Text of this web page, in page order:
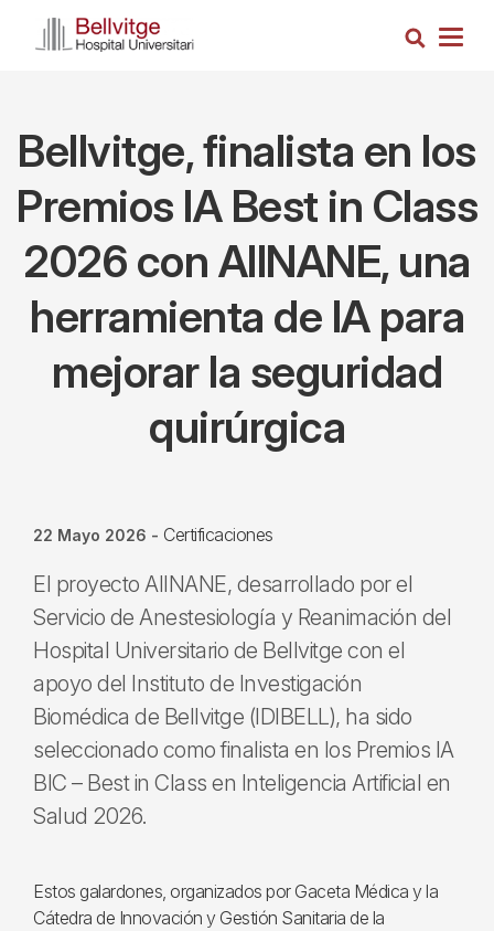
Busca
Bellvitge, finalista en los
Premios IA Best in Class
2026 con AIINANE, una
herramienta de IA para
mejorar la seguridad
quirúrgica
22 Mayo 2026 - Certificaciones
El proyecto AIINANE, desarrollado por el
Servicio de Anestesiología y Reanimación del
Hospital Universitario de Bellvitge con el
apoyo del Instituto de Investigación
Biomédica de Bellvitge (IDIBELL), ha sido
seleccionado como finalista en los Premios IA
BIC – Best in Class en Inteligencia Artificial en
Salud 2026.
Estos galardones, organizados por Gaceta Médica y la
Cátedra de Innovación y Gestión Sanitaria de la